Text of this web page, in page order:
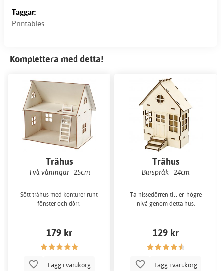
Taggar:
Printables
Komplettera med detta!
Trähus
Två våningar - 25cm
Sött trähus med konturer runt
fönster och dörr.
179 kr
Lägg i varukorg
Trähus
Burspråk - 24cm
Ta nissedörren till en högre
nivå genom detta hus.
129 kr
Lägg i varukorg